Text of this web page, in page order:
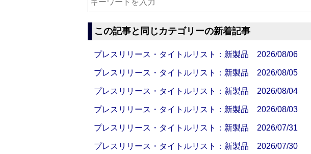
この記事と同じカテゴリーの新着記事
プレスリリース・タイトルリスト：新製品 2026/08/06
プレスリリース・タイトルリスト：新製品 2026/08/05
プレスリリース・タイトルリスト：新製品 2026/08/04
プレスリリース・タイトルリスト：新製品 2026/08/03
プレスリリース・タイトルリスト：新製品 2026/07/31
プレスリリース・タイトルリスト：新製品 2026/07/30